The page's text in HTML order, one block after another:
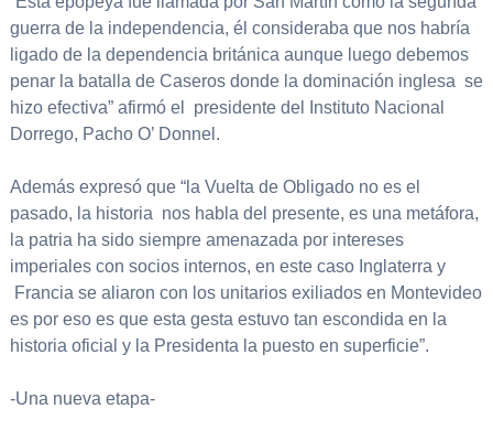
guerra de la independencia, él consideraba que nos habría
ligado de la dependencia británica aunque luego debemos
penar la batalla de Caseros donde la dominación inglesa se
hizo efectiva” afirmó el presidente del Instituto Nacional
Dorrego, Pacho O’ Donnel.
Además expresó que “la Vuelta de Obligado no es el
pasado, la historia nos habla del presente, es una metáfora,
la patria ha sido siempre amenazada por intereses
imperiales con socios internos, en este caso Inglaterra y
Francia se aliaron con los unitarios exiliados en Montevideo
es por eso es que esta gesta estuvo tan escondida en la
historia oficial y la Presidenta la puesto en superficie”.
-Una nueva etapa-